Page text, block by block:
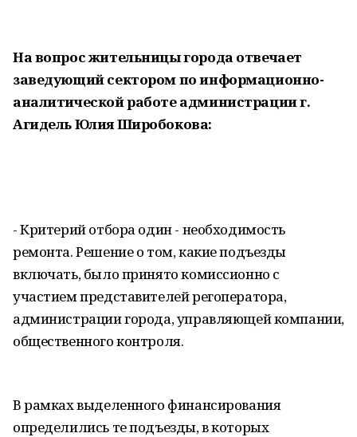
На вопрос жительницы города отвечает
заведующий сектором по информационно-
аналитической работе администрации г.
Агидель Юлия Широбокова:
- Критерий отбора один - необходимость
ремонта. Решение о том, какие подъезды
включать, было принято комиссионно с
участием представителей регоператора,
администрации города, управляющей компании,
общественного контроля.
В рамках выделенного финансирования
определились те подъезды, в которых